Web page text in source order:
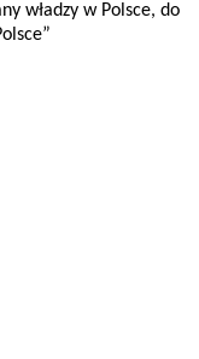
władzy w Polsce, do